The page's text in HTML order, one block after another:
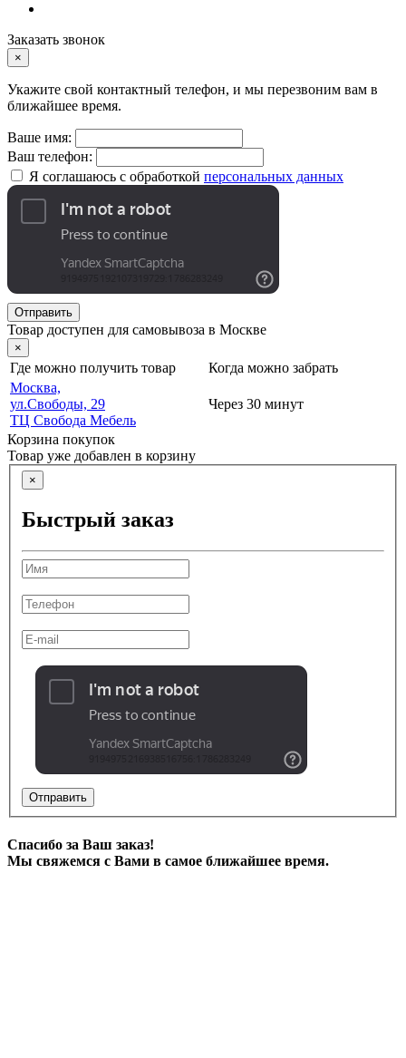
Заказать звонок
×
Укажите свой контактный телефон, и мы перезвоним вам в
ближайшее время.
Ваше имя:
Ваш телефон:
Я соглашаюсь с обработкой персональных данных
Отправить
Товар доступен для самовывоза в Москве
×
Где можно получить товар
Когда можно забрать
Москва,
ул.Свободы, 29
ТЦ Свобода Мебель
Через 30 минут
Корзина покупок
Товар уже добавлен в корзину
×
Быстрый заказ
Отправить
Спасибо за Ваш заказ!
Мы свяжемся с Вами в самое ближайшее время.